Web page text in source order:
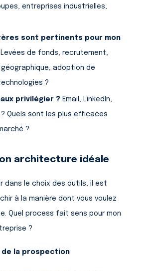
entreprises industrielles,
sont pertinents pour mon
Levées de fonds, recrutement,
adoption de
?
privilégier ? Email, LinkedIn,
Quels sont les plus efficaces
?
architecture idéale
dans le choix des outils, il est
à la manière dont vous voulez
Quel process fait sens pour mon
?
de la prospection